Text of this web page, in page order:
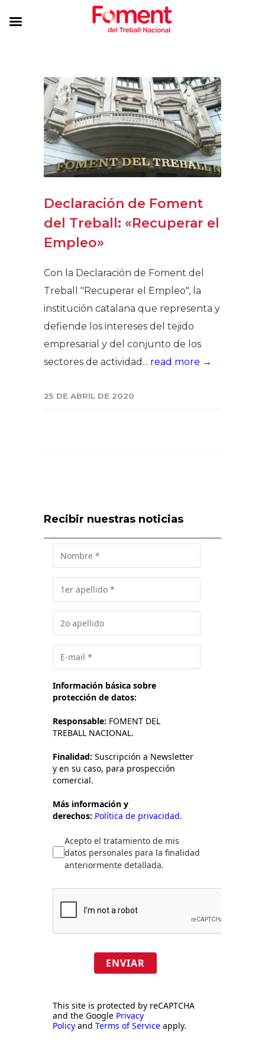
Declaración de Foment
del Treball: «Recuperar el
Empleo»
Con la Declaración de Foment del
Treball "Recuperar el Empleo", la
institución catalana que representa y
defiende los intereses del tejido
empresarial y del conjunto de los
sectores de actividad... read more →
25 DE ABRIL DE 2020
Recibir nuestras noticias
Información básica sobre
protección de datos:
Responsable: FOMENT DEL
TREBALL NACIONAL.
Finalidad: Suscripción a Newsletter
y en su caso, para prospección
comercial.
Más información y
derechos: Política de privacidad.
Acepto el tratamiento de mis
datos personales para la finalidad
anteriormente detallada.
ENVIAR
This site is protected by reCAPTCHA
and the Google Privacy
Policy and Terms of Service apply.